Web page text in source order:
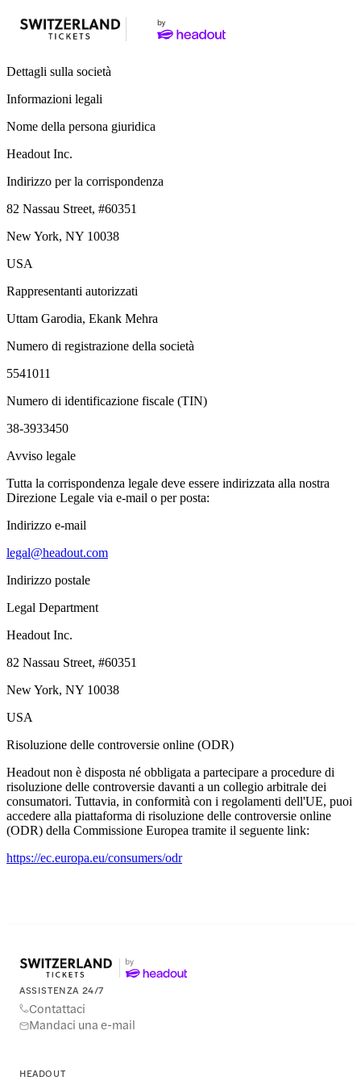
Dettagli sulla società
Informazioni legali
Nome della persona giuridica
Headout Inc.
Indirizzo per la corrispondenza
82 Nassau Street, #60351
New York, NY 10038
USA
Rappresentanti autorizzati
Uttam Garodia, Ekank Mehra
Numero di registrazione della società
5541011
Numero di identificazione fiscale (TIN)
38-3933450
Avviso legale
Tutta la corrispondenza legale deve essere indirizzata alla nostra
Direzione Legale via e-mail o per posta:
Indirizzo e-mail
legal@headout.com
Indirizzo postale
Legal Department
Headout Inc.
82 Nassau Street, #60351
New York, NY 10038
USA
Risoluzione delle controversie online (ODR)
Headout non è disposta né obbligata a partecipare a procedure di
risoluzione delle controversie davanti a un collegio arbitrale dei
consumatori. Tuttavia, in conformità con i regolamenti dell'UE, puoi
accedere alla piattaforma di risoluzione delle controversie online
(ODR) della Commissione Europea tramite il seguente link:
https://ec.europa.eu/consumers/odr
ASSISTENZA 24/7
Contattaci
Mandaci una e-mail
HEADOUT